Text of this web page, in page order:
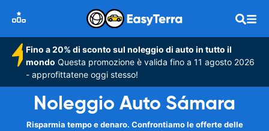
Fino a 20% di sconto sul noleggio di auto in tutto il
mondo Questa promozione è valida fino a 11 agosto 2026
- approfittatene oggi stesso!
Noleggio Auto Sámara
Risparmia tempo e denaro. Confrontiamo le offerte delle